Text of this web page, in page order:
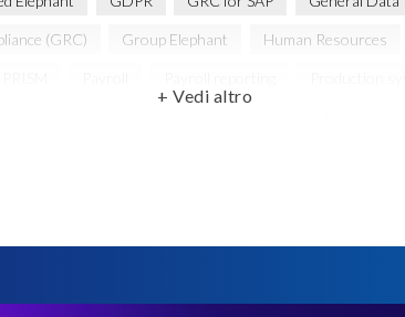
(GRC) Group Elephant Human Resources
+ Vedi altro